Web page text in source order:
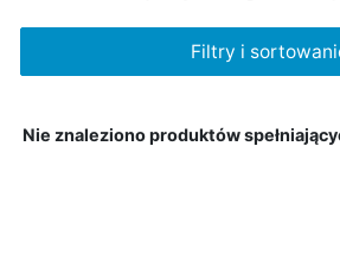
Filtry i
Nie znaleziono produktów